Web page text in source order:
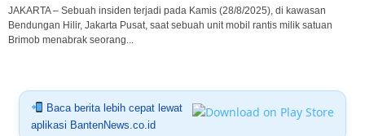
JAKARTA – Sebuah insiden terjadi pada Kamis (28/8/2025), di kawasan
Bendungan Hilir, Jakarta Pusat, saat sebuah unit mobil rantis milik satuan
Brimob menabrak seorang...
Baca berita lebih cepat lewat
aplikasi BantenNews.co.id